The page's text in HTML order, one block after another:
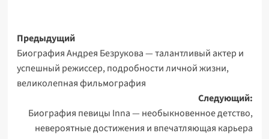
Навигация
записи
Предыдущий
Биография Андрея Безрукова — талантливый актер и
успешный режиссер, подробности личной жизни,
великолепная фильмография
Следующий:
Биография певицы Inna — необыкновенное детство,
невероятные достижения и впечатляющая карьера